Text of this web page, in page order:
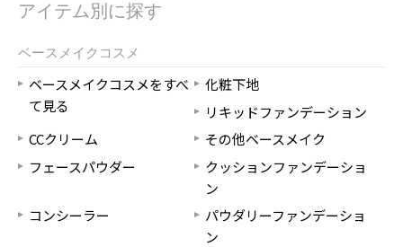
アイテム別に探す
ベースメイクコスメ
ベースメイクコスメをすべ
て見る
化粧下地
リキッドファンデーション
CCクリーム
その他ベースメイク
フェースパウダー
クッションファンデーショ
ン
コンシーラー
パウダリーファンデーショ
ン